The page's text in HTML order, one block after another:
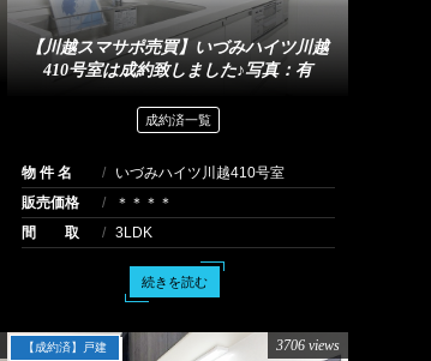
【川越スマサポ売買】いづみハイツ川越
410号室は成約致しました♪写真：有
成約済一覧
物 件 名
いづみハイツ川越410号室
販売価格
＊＊＊＊
間 取
3LDK
続きを読む
【成約済】戸建 3706 views